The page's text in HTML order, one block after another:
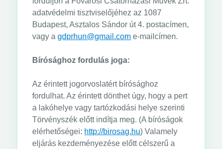
adatvédelmi tisztviselőjéhez az 1087
Budapest, Asztalos Sándor út 4. postacímen,
vagy agdprhun@gmail.com e-mailcímen.
Bírósághoz fordulás joga:
Az érintett jogorvoslatért bírósághoz
fordulhat. Az érintett dönthet úgy, hogy a pert
a lakóhelye vagy tartózkodási helye szerinti
Törvényszék előtt indítja meg. (A bíróságok
elérhetőségei: http://birosag.hu) Valamely
eljárás kezdeményezése előtt célszerű a